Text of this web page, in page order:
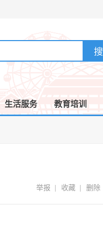
生活服务 教育培训
删除
收藏
举报